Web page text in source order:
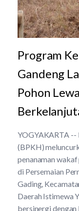
Program
Gandeng
Pohon
YOGYAKARTA --
(BPKH)
penanaman
di Persemaian
Gading,
Daerah Istimewa
bersinergi